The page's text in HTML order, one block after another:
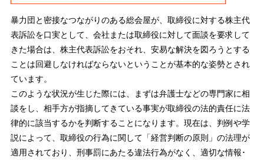
暴力団と密接なつながりのある総会屋が、取締役に対する株主代
表訴訟を口実として、会社または取締役に対して面談を要求して
きた場合は、株主代表訴訟をおそれ、安易な解決を図ろうとする
ことは回避しなければならないということが基本的な姿勢とされ
ています。
このような状況が生じた際には、まずは弁護士などの専門家に相
談をし、相手方が指摘してきている事実が取締役の法的責任に法
律的に該当するかを判断することになります。現在は、判例や学
説によって、取締役の行為に関して「経営判断の原則」の法理が
適用されており、刑事罰にあたる違法行為がなく、適切な情報･